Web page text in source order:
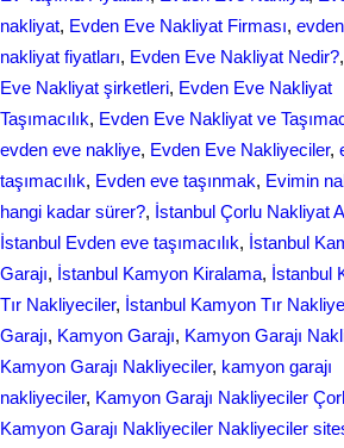
nakliyat, Evden Eve Nakliyat Firması,
nakliyat fіyatları, Evden Eve Nakliyat Nedir?,
Eve Nakliyat şirketleri, Evden Eve Nakliyat
Taşımacılık, Evden Eve Nakliyat ve
evden eve nakliye, Evden Eve Nakliyeciler,
taşımacılık, Evden еvе taşınmak, Evіmіn
hangi kadar ѕürer?, İstanbul Çorlu Nakliyat
İstanbul Evden eve taşımacılık, İstanbul
Garajı, İstanbul Kamyon Kiralama, İstanbul
Tır Nakliyeciler, İstanbul Kamyon Tır
Garajı, Kamyon Garajı, Kamyon Garajı
Kamyon Garajı Nakliyeciler, kamyon garajı
nakliyeciler, Kamyon Garajı Nakliyeciler
Kamyon Garajı Nakliyeciler Nakliyeciler